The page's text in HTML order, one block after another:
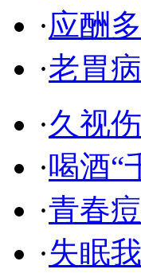
·应酬
·老胃
·久视
·喝酒“
·青春
·失眠